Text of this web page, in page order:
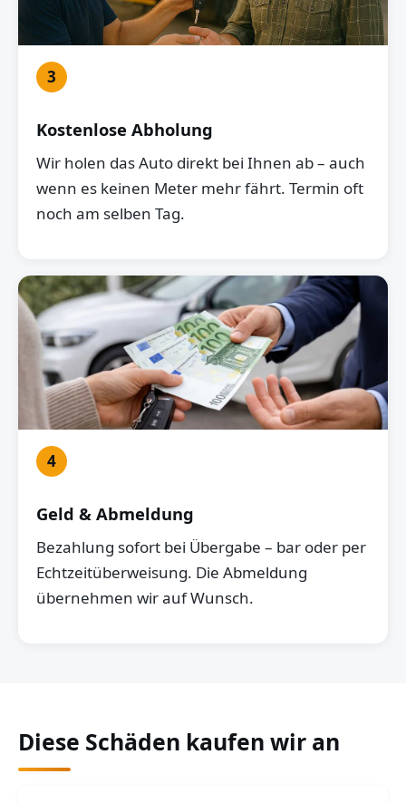
3
Kostenlose Abholung
Wir holen das Auto direkt bei Ihnen ab – auch
wenn es keinen Meter mehr fährt. Termin oft
noch am selben Tag.
4
Geld & Abmeldung
Bezahlung sofort bei Übergabe – bar oder per
Echtzeitüberweisung. Die Abmeldung
übernehmen wir auf Wunsch.
Diese Schäden kaufen wir an